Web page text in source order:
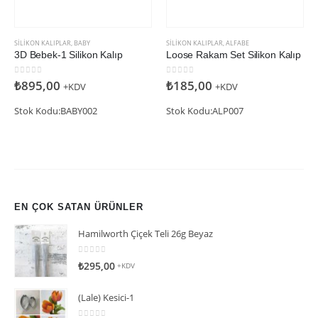
SILIKON KALIPLAR, BABY
3D Bebek-1 Silikon Kalıp
05 üzerinden
₺895,00 +KDV
Stok Kodu:BABY002
SILIKON KALIPLAR,ALFABE
Loose Rakam Set Silikon Kalıp
05 üzerinden
₺185,00 +KDV
Stok Kodu:ALP007
EN ÇOK SATAN ÜRÜNLER
Hamilworth Çiçek Teli 26g Beyaz
0
₺295,00 +KDV
(Lale) Kesici-1